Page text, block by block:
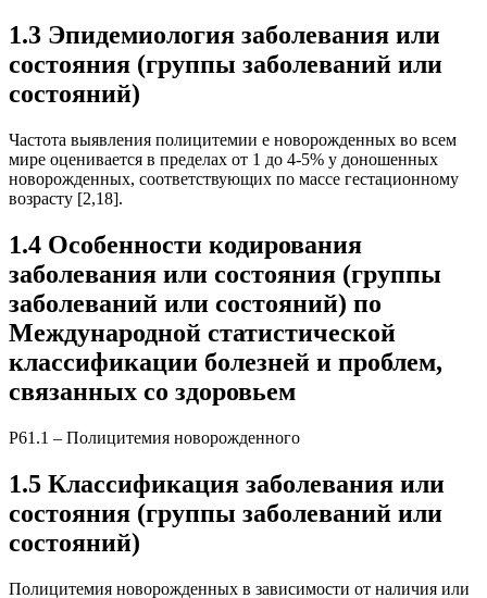
1.3 Эпидемиология заболевания или
состояния (группы заболеваний или
состояний)
Частота выявления полицитемии e новорожденных во всем
мире оценивается в пределах от 1 до 4-5% у доношенных
новорожденных, соответствующих по массе гестационному
возрасту [2,18].
1.4 Особенности кодирования
заболевания или состояния (группы
заболеваний или состояний) по
Международной статистической
классификации болезней и проблем,
связанных со здоровьем
Р61.1 – Полицитемия новорожденного
1.5 Классификация заболевания или
состояния (группы заболеваний или
состояний)
Полицитемия новорожденных в зависимости от наличия или